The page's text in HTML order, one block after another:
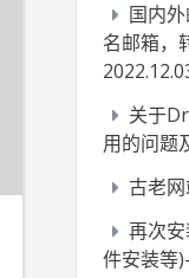
国内
名邮箱，
关于
用的问题
古老
再次
件安装等